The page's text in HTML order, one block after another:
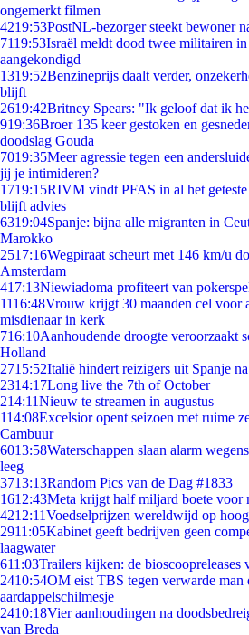
ongemerkt filmen
4219:53PostNL-bezorger steekt bewoner
7119:53Israël meldt dood twee militairen
aangekondigd
1319:52Benzineprijs daalt verder,
blijft
2619:42Britney Spears: "Ik geloof dat ik
919:36Broer 135 keer gestoken en
doodslag Gouda
7019:35Meer agressie tegen een
jij je intimideren?
1719:15RIVM vindt PFAS in al het
blijft advies
6319:04Spanje: bijna alle migranten in
Marokko
2517:16Wegpiraat scheurt met 146 km/u
Amsterdam
417:13Niewiadoma profiteert van
1116:48Vrouw krijgt 30 maanden cel voor
misdienaar in kerk
716:10Aanhoudende droogte veroorzaakt
Holland
2715:52Italië hindert reizigers uit Spanje
2314:17Long live the 7th of October
214:11Nieuw te streamen in augustus
114:08Excelsior opent seizoen met ruime
Cambuur
6013:58Waterschappen slaan alarm
leeg
3713:13Random Pics van de Dag #1833
1612:43Meta krijgt half miljard boete voor
4212:11Voedselprijzen wereldwijd op
2911:05Kabinet geeft bedrijven geen
laagwater
611:03Trailers kijken: de bioscoopreleases
2410:54OM eist TBS tegen verwarde man
aardappelschilmesje
2410:18Vier aanhoudingen na
van Breda